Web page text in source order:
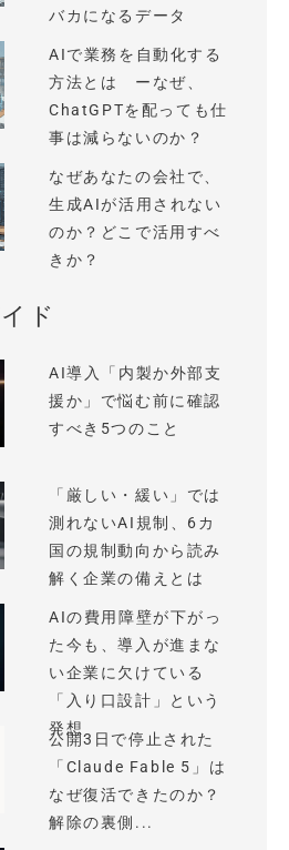
バカになるデータ
AIで業務を自動化する
方法とは ーなぜ、
ChatGPTを配っても仕
事は減らないのか？
なぜあなたの会社で、
生成AIが活用されない
のか？どこで活用すべ
きか？
ド
AI導入「内製か外部支
援か」で悩む前に確認
すべき5つのこと
「厳しい・緩い」では
測れないAI規制、6カ
国の規制動向から読み
解く企業の備えとは
AIの費用障壁が下がっ
た今も、導入が進まな
い企業に欠けている
「入り口設計」という
発想
公開3日で停止された
「Claude Fable 5」は
なぜ復活できたのか？
解除の裏側...